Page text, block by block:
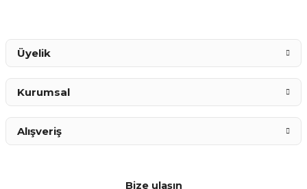
Bize ulaşın
Üyelik
Kurumsal
Alışveriş